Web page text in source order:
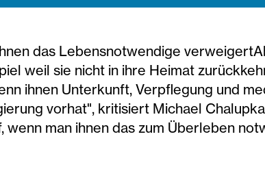
das Lebensnotwendige
weil sie nicht in ihre Heimat
ihnen Unterkunft, Verpflegung und
vorhat", kritisiert Michael
wenn man ihnen das zum Überleben